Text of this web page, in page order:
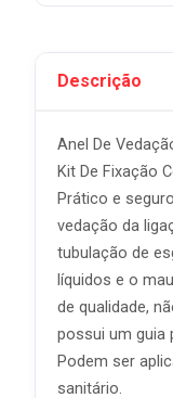
Descrição
Anel De
Kit De Fixação
Prático e
vedação da
tubulação de
líquidos e o
de qualidade,
possui um guia
Podem ser
sanitário.